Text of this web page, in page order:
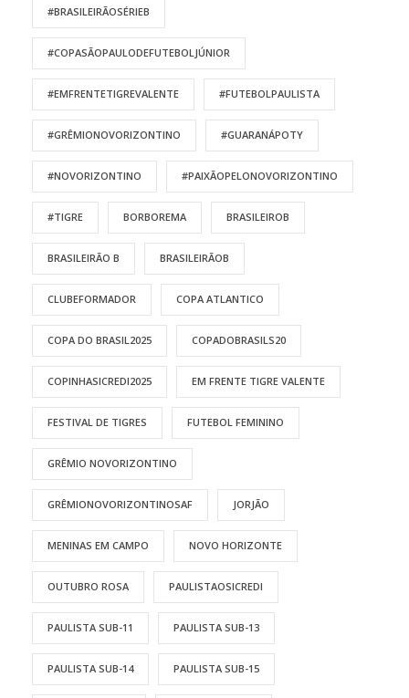
#BRASILEIRÃOSÉRIEB
#COPASÃOPAULODEFUTEBOLJÚNIOR
#EMFRENTETIGREVALENTE #FUTEBOLPAULISTA
#GRÊMIONOVORIZONTINO #GUARANÁPOTY
#NOVORIZONTINO #PAIXÃOPELONOVORIZONTINO
#TIGRE BORBOREMA BRASILEIROB
BRASILEIRÃO B BRASILEIRÃOB
CLUBEFORMADOR COPA ATLANTICO
COPA DO BRASIL2025 COPADOBRASILS20
COPINHASICREDI2025 EM FRENTE TIGRE VALENTE
FESTIVAL DE TIGRES FUTEBOL FEMININO
GRÊMIO NOVORIZONTINO
GRÊMIONOVORIZONTINOSAF JORJÃO
MENINAS EM CAMPO NOVO HORIZONTE
OUTUBRO ROSA PAULISTAOSICREDI
PAULISTA SUB-11 PAULISTA SUB-13
PAULISTA SUB-14 PAULISTA SUB-15